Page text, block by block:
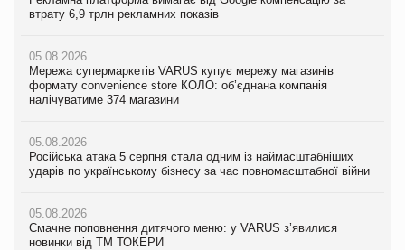
втрату 6,9 трлн рекламних показів
05.08.2026
Мережа супермаркетів VARUS купує мережу магазинів
формату convenience store КОЛО: об’єднана компанія
налічуватиме 374 магазини
05.08.2026
Російська атака 5 серпня стала одним із наймасштабніших
ударів по українському бізнесу за час повномасштабної війни
05.08.2026
Смачне поповнення дитячого меню: у VARUS з’явилися
новинки від ТМ ТОКЕРИ
втрату 6,9 трлн рекламних показів
05.08.2026
Adidas витратила понад $1 млрд на маркетинг за квартал
продуктів
втрату 6,9 трлн рекламних показів
05.08.2026
Adidas витратила понад $1 млрд на маркетинг за квартал
продуктів